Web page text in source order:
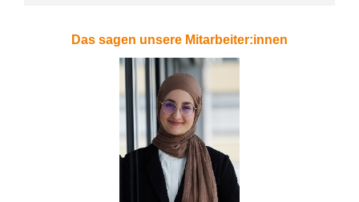
Das sagen unsere Mitarbeiter:innen